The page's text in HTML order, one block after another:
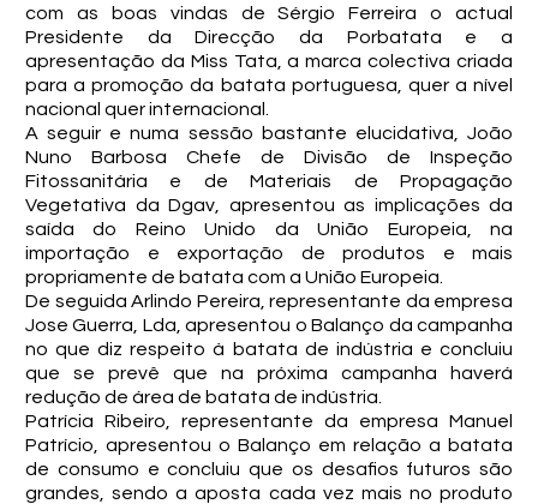
com as boas vindas de Sérgio Ferreira o actual
Presidente da Direcção da Porbatata e a
apresentação da Miss Tata, a marca colectiva criada
para a promoção da batata portuguesa, quer a nível
nacional quer internacional.
A seguir e numa sessão bastante elucidativa, João
Nuno Barbosa Chefe de Divisão de Inspeção
Fitossanitária e de Materiais de Propagação
Vegetativa da Dgav, apresentou as implicações da
saída do Reino Unido da União Europeia, na
importação e exportação de produtos e mais
propriamente de batata com a União Europeia.
De seguida Arlindo Pereira, representante da empresa
Jose Guerra, Lda, apresentou o Balanço da campanha
no que diz respeito à batata de indústria e concluiu
que se prevê que na próxima campanha haverá
redução de área de batata de indústria.
Patrícia Ribeiro, representante da empresa Manuel
Patrício, apresentou o Balanço em relação a batata
de consumo e concluiu que os desafios futuros são
grandes, sendo a aposta cada vez mais no produto